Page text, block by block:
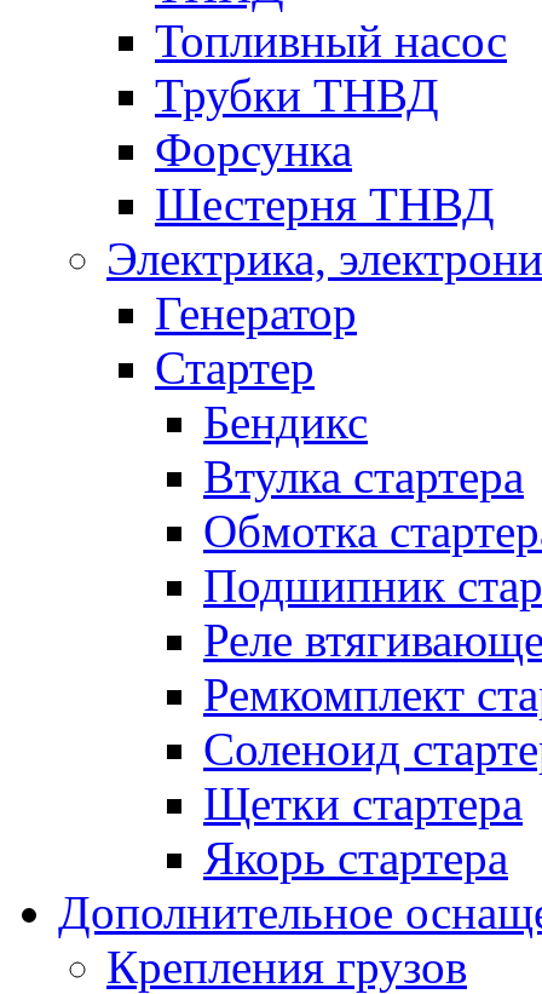
Топливный насос
Трубки ТНВД
Форсунка
Шестерня ТНВД
Электрика,
Генератор
Стартер
Бендикс
Втулка стартера
Обмотка
Подшипник
Реле
Ремкомплект
Соленоид
Щетки стартера
Якорь стартера
Дополнительное
Крепления грузов